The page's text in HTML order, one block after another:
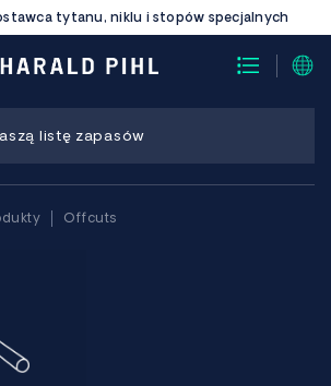
tytanu, niklu i stopów specjalnych
Offcuts